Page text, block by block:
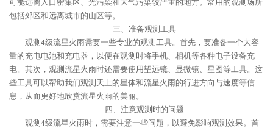
可能远离人口密集区、光污染和大气污染较严重的地方。常用的观测场所
包括郊区和远离城市的山区等。
三、准备观测工具
观测4级流星火雨需要一些专业的观测工具。首先，要准备一个大容
量的充电电池和充电器，以便在观测时将手机、相机等各种电子设备充
电。其次，观测流星火雨时还需要使用望远镜、显微镜、星图等工具。这
些工具可以帮助我们观测天上的星体和流星火雨的行进方向与速度等信
息，从而更好地欣赏流星火雨的美丽。
四、注意观测时的问题
观测4级流星火雨时，需要注意一些问题，以避免影响观测效果。首